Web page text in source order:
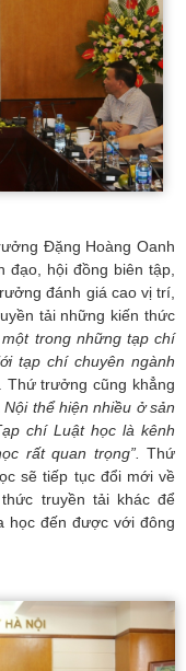
Đặng Hoàng Oanh
đạo, hội đồng biên tập,
đánh giá cao vị trí,
tải những kiến thức
trong những tạp chí
tạp chí chuyên ngành
trưởng cũng khẳng
thể hiện nhiều ở sản
chí Luật học là kênh
rất quan trọng”. Thứ
sẽ tiếp tục đổi mới về
truyền tải khác để
học đến được với đông